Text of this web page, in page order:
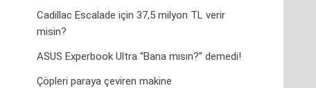
Cadillac Escalade için 37,5 milyon TL verir
misin?
ASUS Experbook Ultra “Bana mısın?” demedi!
Çöpleri paraya çeviren makine